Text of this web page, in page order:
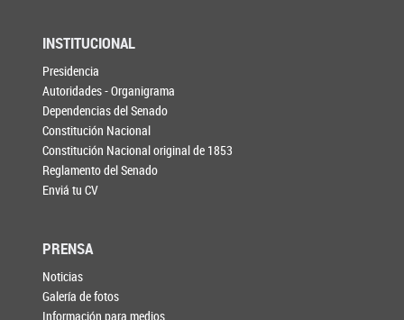
INSTITUCIONAL
Presidencia
Autoridades - Organigrama
Dependencias del Senado
Constitución Nacional
Constitución Nacional original de 1853
Reglamento del Senado
Enviá tu CV
PRENSA
Noticias
Galería de fotos
Información para medios